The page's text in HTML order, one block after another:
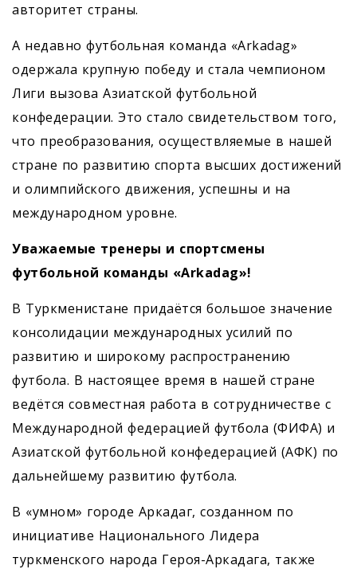
авторитет страны.
А недавно футбольная команда «Arkadag»
одержала крупную ­победу и стала чемпионом
Лиги вызова Азиатской футбольной
конфедерации. Это стало свидетельством того,
что преобразования, осуществляемые в нашей
стране по развитию спорта высших достижений
и олимпийского движения, успешны и на
международном уровне.
Уважаемые тренеры и спортсмены
футбольной команды «Arkadag»!
В Туркменистане придаётся большое значение
консолидации международных усилий по
развитию и широкому распространению
футбола. В настоящее время в нашей стране
ведётся совместная работа в сотрудничестве с
Международной федерацией футбола (ФИФА) и
Азиатской футбольной конфедерацией (АФК) по
дальнейшему развитию футбола.
В «умном» городе Аркадаг, созданном по
инициативе Нацио­нального Лидера
туркменского народа Героя-Аркадага, также